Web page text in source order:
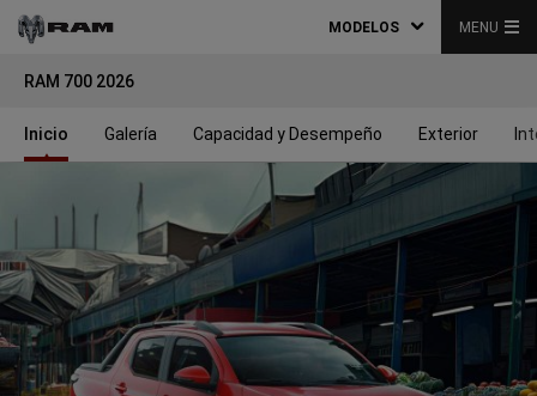
MODELOS MENU
RAM 700 2026
Inicio Galería Capacidad y Desempeño Exterior